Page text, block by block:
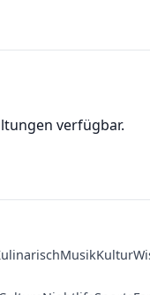
verfügbar.
MusikKultur